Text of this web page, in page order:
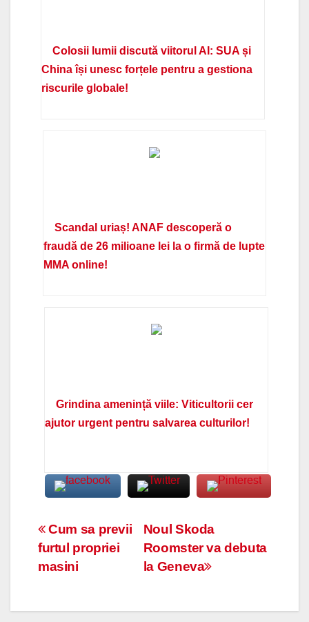
Colosii lumii discută viitorul AI: SUA și
China își unesc forțele pentru a gestiona
riscurile globale!
Scandal uriaș! ANAF descoperă o
fraudă de 26 milioane lei la o firmă de lupte
MMA online!
Grindina amenință viile: Viticultorii cer
ajutor urgent pentru salvarea culturilor!
Navigare
în
Noul Skoda
Roomster va debuta
la Geneva
Cum sa previi
furtul propriei
masini